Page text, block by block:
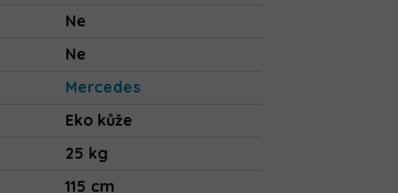
Ne
Ne
Mercedes
Eko kůže
25 kg
115 cm